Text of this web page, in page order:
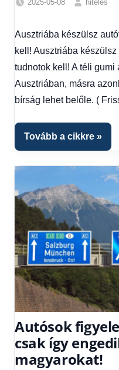
2025-05-08
hiteles
1
Ausztriába készülsz
kell! Ausztriába
tudnotok kell! A téli
Ausztriában, másra
bírság lehet belőle. (
Tovább a cikkre
Autósok
csak így
magyarokat!